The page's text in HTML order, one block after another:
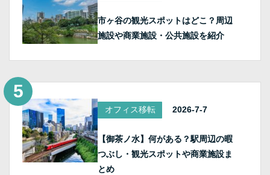
市ヶ谷の観光スポットはどこ？周辺
施設や商業施設・公共施設を紹介
オフィス移転 2026-7-7
【御茶ノ水】何がある？駅周辺の暇
つぶし・観光スポットや商業施設ま
とめ